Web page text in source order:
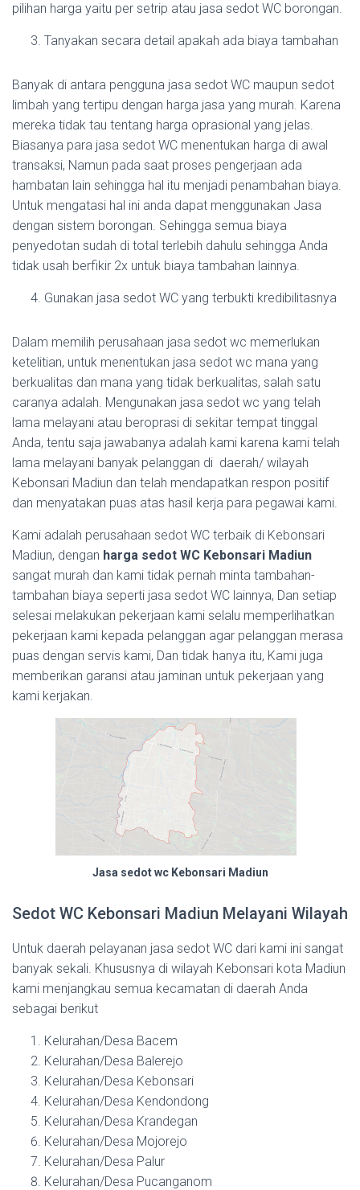
pilihan harga yaitu per setrip atau jasa sedot WC borongan.
Tanyakan secara detail apakah ada biaya tambahan
Banyak di antara pengguna jasa sedot WC maupun sedot
limbah yang tertipu dengan harga jasa yang murah. Karena
mereka tidak tau tentang harga oprasional yang jelas.
Biasanya para jasa sedot WC menentukan harga di awal
transaksi, Namun pada saat proses pengerjaan ada
hambatan lain sehingga hal itu menjadi penambahan biaya.
Untuk mengatasi hal ini anda dapat menggunakan Jasa
dengan sistem borongan. Sehingga semua biaya
penyedotan sudah di total terlebih dahulu sehingga Anda
tidak usah berfikir 2x untuk biaya tambahan lainnya.
Gunakan jasa sedot WC yang terbukti kredibilitasnya
Dalam memilih perusahaan jasa sedot wc memerlukan
ketelitian, untuk menentukan jasa sedot wc mana yang
berkualitas dan mana yang tidak berkualitas, salah satu
caranya adalah. Mengunakan jasa sedot wc yang telah
lama melayani atau beroprasi di sekitar tempat tinggal
Anda, tentu saja jawabanya adalah kami karena kami telah
lama melayani banyak pelanggan di daerah/ wilayah
Kebonsari Madiun dan telah mendapatkan respon positif
dan menyatakan puas atas hasil kerja para pegawai kami.
Kami adalah perusahaan sedot WC terbaik di Kebonsari
Madiun, dengan harga sedot WC Kebonsari Madiun
sangat murah dan kami tidak pernah minta tambahan-
tambahan biaya seperti jasa sedot WC lainnya, Dan setiap
selesai melakukan pekerjaan kami selalu memperlihatkan
pekerjaan kami kepada pelanggan agar pelanggan merasa
puas dengan servis kami, Dan tidak hanya itu, Kami juga
memberikan garansi atau jaminan untuk pekerjaan yang
kami kerjakan.
Jasa sedot wc Kebonsari Madiun
Sedot WC Kebonsari Madiun Melayani Wilayah
Untuk daerah pelayanan jasa sedot WC dari kami ini sangat
banyak sekali. Khususnya di wilayah Kebonsari kota Madiun
kami menjangkau semua kecamatan di daerah Anda
sebagai berikut
Kelurahan/Desa Bacem
Kelurahan/Desa Balerejo
Kelurahan/Desa Kebonsari
Kelurahan/Desa Kendondong
Kelurahan/Desa Krandegan
Kelurahan/Desa Mojorejo
Kelurahan/Desa Palur
Kelurahan/Desa Pucanganom